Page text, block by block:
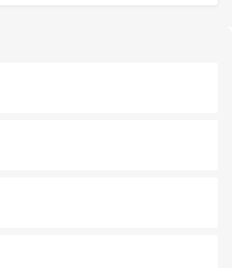
地元の風情を楽しめる外せないスポット